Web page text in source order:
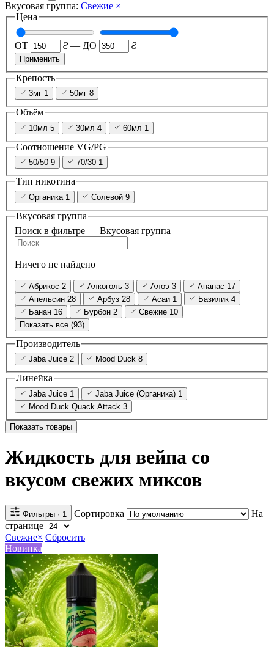
Вкусовая группа: Свежие ×
Цена
ОТ ₴ — ДО ₴
Применить
Крепость
3мг 1 50мг 8
Объём
10мл 5 30мл 4 60мл 1
Соотношение VG/PG
50/50 9 70/30 1
Тип никотина
Органика 1 Солевой 9
Вкусовая группа
Поиск в фильтре — Вкусовая группа
Ничего не найдено
Абрикос 2 Алкоголь 3 Алоэ 3 Ананас 17
Апельсин 28 Арбуз 28 Асаи 1 Базилик 4
Банан 16 Бурбон 2 Свежие 10
Показать все (93)
Производитель
Jaba Juice 2 Mood Duck 8
Линейка
Jaba Juice 1 Jaba Juice (Органика) 1
Mood Duck Quack Attack 3
Показать товары
Жидкость для вейпа со
вкусом свежих миксов
Фильтры · 1 Сортировка
На
странице
Свежие× Сбросить
Новинка